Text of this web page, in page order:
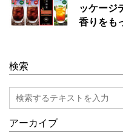
ッケージ
香りをも
検索
アーカイブ